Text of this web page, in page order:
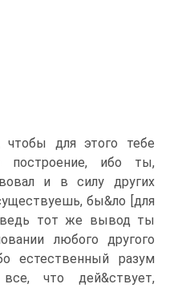
для этого тебе
построение, ибо ты,
и в силу других
бы&ло [для
ведь тот же вывод ты
любого другого
естественный разум
что дей&ствует,